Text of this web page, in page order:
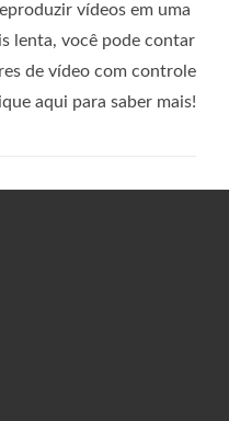
vídeos em uma
lenta, você pode contar
de vídeo com controle
aqui para saber mais!